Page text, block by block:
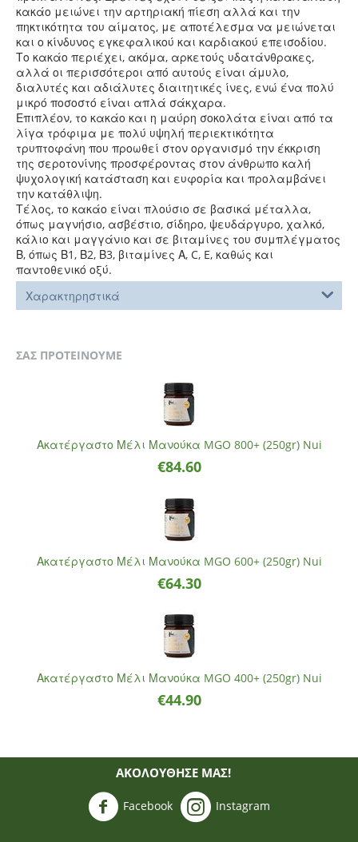
κακάο μειώνει την αρτηριακή πίεση αλλά και την
πηκτικότητα του αίματος, με αποτέλεσμα να μειώνεται
και ο κίνδυνος εγκεφαλικού και καρδιακού επεισοδίου.
Το κακάο περιέχει, ακόμα, αρκετούς υδατάνθρακες,
αλλά οι περισσότεροι από αυτούς είναι άμυλο,
διαλυτές και αδιάλυτες διαιτητικές ίνες, ενώ ένα πολύ
μικρό ποσοστό είναι απλά σάκχαρα.
Επιπλέον, το κακάο και η μαύρη σοκολάτα είναι από τα
λίγα τρόφιμα με πολύ υψηλή περιεκτικότητα
τρυπτοφάνη που προωθεί στον οργανισμό την έκκριση
της σεροτονίνης προσφέροντας στον άνθρωπο καλή
ψυχολογική κατάσταση και ευφορία και προλαμβάνει
την κατάθλιψη.
Τέλος, το κακάο είναι πλούσιο σε βασικά μέταλλα,
όπως μαγνήσιο, ασβέστιο, σίδηρο, ψευδάργυρο, χαλκό,
κάλιο και μαγγάνιο και σε βιταμίνες του συμπλέγματος
Β, όπως Β1, Β2, Β3, βιταμίνες Α, C, E, καθώς και
παντοθενικό οξύ.
Χαρακτηρηστικά
ΣΑΣ ΠΡΟΤΕΙΝΟΥΜΕ
Ακατέργαστο Μέλι Μανούκα MGO 800+ (250gr) Nui
€84.60
Ακατέργαστο Μέλι Μανούκα MGO 600+ (250gr) Nui
€64.30
Ακατέργαστο Μέλι Μανούκα MGO 400+ (250gr) Nui
€44.90
ΑΚΟΛΟΥΘΗΣΈ ΜΑΣ!
Facebook Instagram